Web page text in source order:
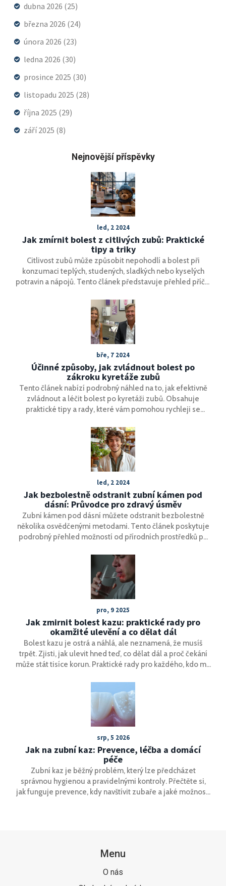
dubna 2026 (25)
března 2026 (24)
února 2026 (23)
ledna 2026 (30)
prosince 2025 (30)
listopadu 2025 (28)
října 2025 (29)
září 2025 (8)
Nejnovější příspěvky
led, 2 2024
Jak zmírnit bolest z citlivých zubů: Praktické
tipy a triky
Citlivost zubů může způsobit nepohodlí a bolest při
konzumaci teplých, studených, sladkých nebo kyselých
potravin a nápojů. Tento článek představuje přehled příčin
bolest a zlepšit kvalitu vašeho úsměvu. Představíme nejen
domácí péči, ale i profesionální postupy, které vám
pomohou udržet zuby zdravé a snížit citlivost.
bře, 7 2024
Účinné způsoby, jak zvládnout bolest po
zákroku kyretáže zubů
Tento článek nabízí podrobný náhled na to, jak efektivně
zvládnout a léčit bolest po kyretáži zubů. Obsahuje
praktické tipy a rady, které vám pomohou rychleji se
osvědčené metody, jak péče o ústní dutinu po zákroku
může podpořit hojení a co dělat pro zajištění optimální
ústní hygieny v tomto kritickém období.
led, 2 2024
Jak bezbolestně odstranit zubní kámen pod
dásní: Průvodce pro zdravý úsměv
Zubní kámen pod dásní můžete odstranit bezbolestně
několika osvědčenými metodami. Tento článek poskytuje
podrobný přehled možností od přírodních prostředků po
na prevenci tvorby zubního kamene, jak sami přispět k
optimální ústní hygieně a jaké zásahy lze očekávat u
zubaře. Udržení zdravého a krásného úsměvu tak bude
jednodušší, než si možná myslíte.
pro, 9 2025
Jak zmirnit bolest kazu: praktické rady pro
okamžité ulevění a co dělat dál
Bolest kazu je ostrá a náhlá, ale neznamená, že musíš
trpět. Zjisti, jak ulevit hned teď, co dělat dál a proč čekání
může stát tisíce korun. Praktické rady pro každého, kdo má
srp, 5 2026
Jak na zubní kaz: Prevence, léčba a domácí
péče
Zubní kaz je běžný problém, který lze předcházet
správnou hygienou a pravidelnými kontroly. Přečtěte si,
jak funguje prevence, kdy navštívit zubaře a jaké možnosti
Menu
O nás